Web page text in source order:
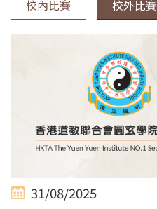
校內比賽
校外比賽
31/08/2025